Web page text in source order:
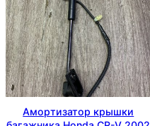
Амортизатор крышки